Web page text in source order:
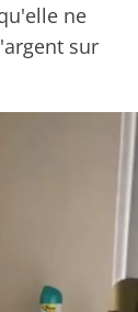
ne
sur